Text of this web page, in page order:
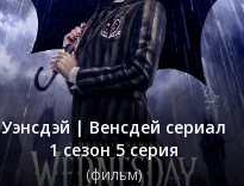
Уэнсдэй | Венсдей сериал
1 сезон 5 серия
(фильм)